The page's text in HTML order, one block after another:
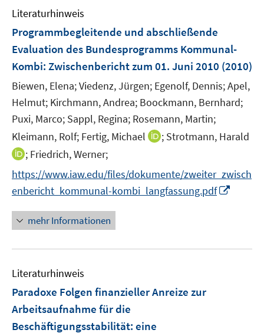
s
t
e
ö
f
f
n
s
t
f
n
e
Literaturhinweis
Programmbegleitende und abschließende
Evaluation des Bundesprogramms Kommunal-
Kombi: Zwischenbericht zum 01. Juni 2010 (2010)
Biewen, Elena;Viedenz, Jürgen; Egenolf, Dennis;Apel,
Helmut; Kirchmann, Andrea; Boockmann, Bernhard;
Puxi, Marco; Sappl, Regina; Rosemann, Martin;
Kleimann, Rolf; Fertig, Michael
I
e
u
e
t
; Strotmann, Harald
I
n
e
u
e
F
n
s
t
e
; Friedrich, Werner;
https://www.iaw.edu/files/dokumente/zweiter_zwisch
enbericht_kommunal-kombi_langfassung.pdf
u
mehr Informationen
Literaturhinweis
Paradoxe Folgen finanzieller Anreize zur
Arbeitsaufnahme für die
Beschäftigungsstabilität: eine